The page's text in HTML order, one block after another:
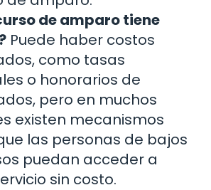
de amparo tiene
Puede haber costos
como tasas
o honorarios de
pero en muchos
existen mecanismos
las personas de bajos
puedan acceder a
sin costo.